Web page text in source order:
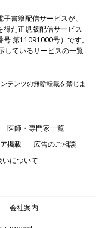
書籍配信サービスが、
た正規版配信サービス
第11091000号）です。
しているサービスの一覧
テンツの無断転載を禁じま
医師・専門家一覧
掲載
広告のご相談
について
会社案内